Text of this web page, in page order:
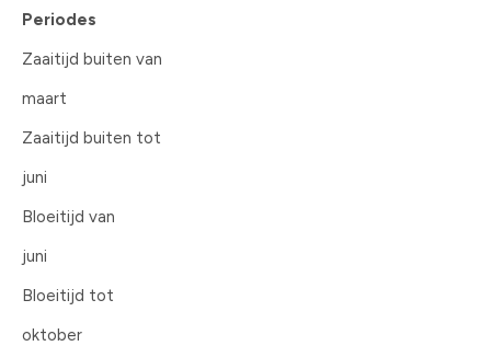
Periodes
Zaaitijd buiten van
maart
Zaaitijd buiten tot
juni
Bloeitijd van
juni
Bloeitijd tot
oktober